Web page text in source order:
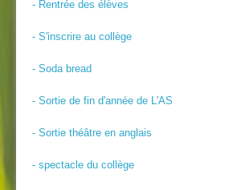
- Rentrée des élèves
- S'inscrire au collège
- Soda bread
- Sortie de fin d'année de L'AS
- Sortie théâtre en anglais
- spectacle du collège